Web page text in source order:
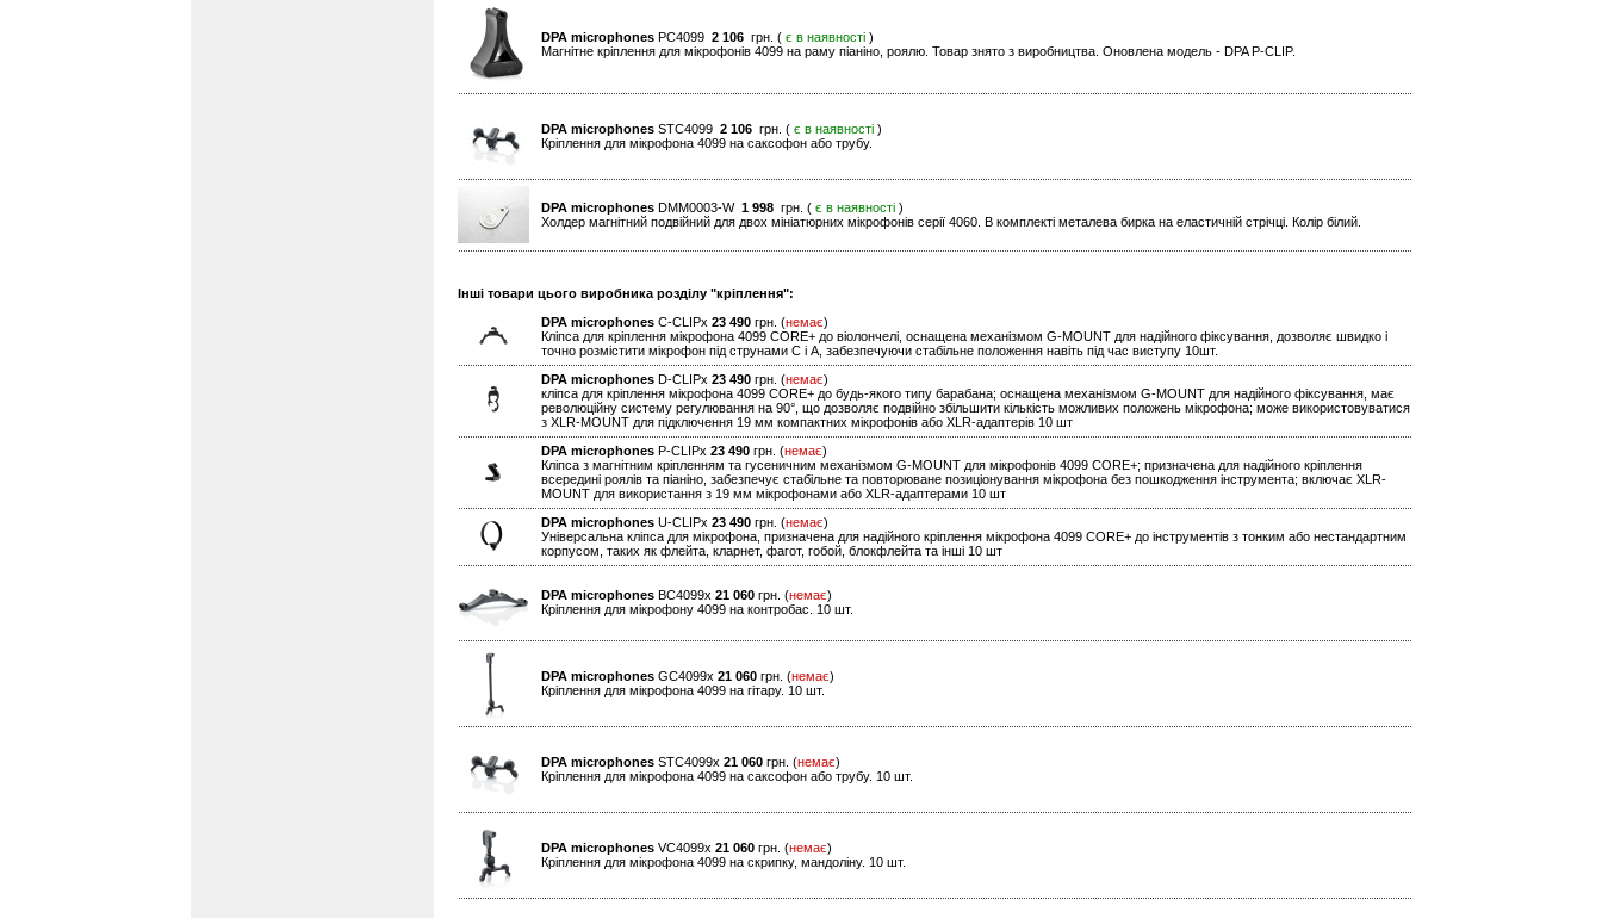
DPA microphones PC4099 2 106 грн. ( є в наявності )
Магнітне кріплення для мікрофонів 4099 на раму піаніно, роялю. Товар знято з виробництва. Оновлена модель - DPA P-CLIP.
DPA microphones STC4099 2 106 грн. ( є в наявності )
Кріплення для мікрофона 4099 на саксофон або трубу.
DPA microphones DMM0003-W 1 998 грн. ( є в наявності )
Холдер магнітний подвійний для двох мініатюрних мікрофонів серії 4060. В комплекті металева бирка на еластичній стрічці. Колір білий.
Інші товари цього виробника розділу "кріплення":
DPA microphones C-CLIPx 23 490 грн. (немає)
Кліпса для кріплення мікрофона 4099 CORE+ до віолончелі, оснащена механізмом G-MOUNT для надійного фіксування, дозволяє швидко і
точно розмістити мікрофон під струнами C і A, забезпечуючи стабільне положення навіть під час виступу 10шт.
DPA microphones D-CLIPx 23 490 грн. (немає)
кліпса для кріплення мікрофона 4099 CORE+ до будь-якого типу барабана; оснащена механізмом G-MOUNT для надійного фіксування, має
революційну систему регулювання на 90°, що дозволяє подвійно збільшити кількість можливих положень мікрофона; може використовуватися
з XLR-MOUNT для підключення 19 мм компактних мікрофонів або XLR-адаптерів 10 шт
DPA microphones P-CLIPx 23 490 грн. (немає)
Кліпса з магнітним кріпленням та гусеничним механізмом G-MOUNT для мікрофонів 4099 CORE+; призначена для надійного кріплення
всередині роялів та піаніно, забезпечує стабільне та повторюване позиціонування мікрофона без пошкодження інструмента; включає XLR-
MOUNT для використання з 19 мм мікрофонами або XLR-адаптерами 10 шт
DPA microphones U-CLIPx 23 490 грн. (немає)
Універсальна кліпса для мікрофона, призначена для надійного кріплення мікрофона 4099 CORE+ до інструментів з тонким або нестандартним
корпусом, таких як флейта, кларнет, фагот, гобой, блокфлейта та інші 10 шт
DPA microphones BC4099x 21 060 грн. (немає)
Кріплення для мікрофону 4099 на контробас. 10 шт.
DPA microphones GC4099x 21 060 грн. (немає)
Кріплення для мікрофона 4099 на гітару. 10 шт.
DPA microphones STC4099x 21 060 грн. (немає)
Кріплення для мікрофона 4099 на саксофон або трубу. 10 шт.
DPA microphones VC4099x 21 060 грн. (немає)
Кріплення для мікрофона 4099 на скрипку, мандоліну. 10 шт.